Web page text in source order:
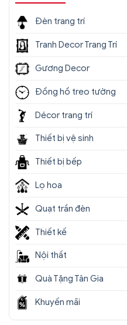
Đèn trang trí
Tranh Decor Trang Trí
Gương Decor
Đồng hồ treo tường
Décor trang trí
Thiết bị vệ sinh
Thiết bị bếp
Lọ hoa
Quạt trần đèn
Thiết kế
Nội thất
Quà Tặng Tân Gia
Khuyến mãi